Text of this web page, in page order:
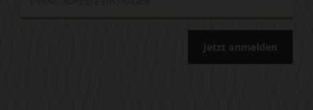
Jetzt anmelden